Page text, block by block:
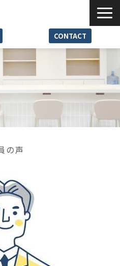
CONTACT
･Media
･Event
の声